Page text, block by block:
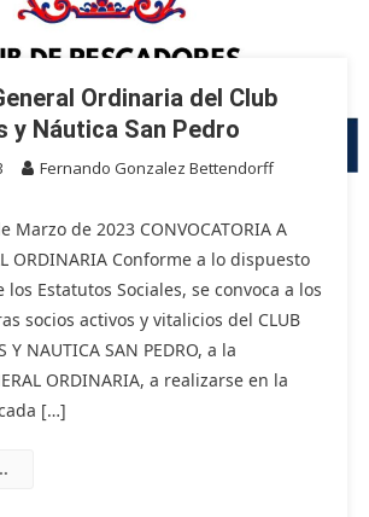
Ordinaria del Club
y Náutica San Pedro
Fernando Gonzalez Bettendorff
Marzo de 2023 CONVOCATORIA A
ORDINARIA Conforme a lo dispuesto
Estatutos Sociales, se convoca a los
socios activos y vitalicios del CLUB
Y NAUTICA SAN PEDRO, a la
ORDINARIA, a realizarse en la
[…]